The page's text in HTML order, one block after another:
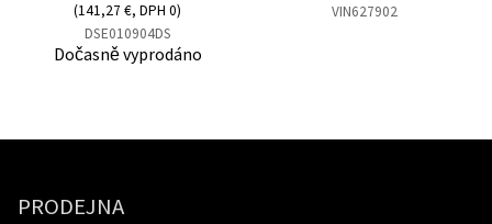
(141,27 €, DPH 0)
DSE010904DS
Dočasně vyprodáno
VIN627902
PRODEJNA